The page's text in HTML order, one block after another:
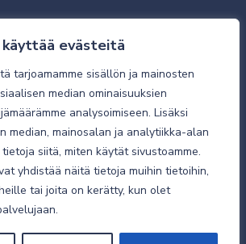
käyttää evästeitä
tarjoamamme sisällön ja mainosten
median ominaisuuksien
analysoimiseen. Lisäksi
median, mainosalan ja analytiikka-alan
siitä, miten käytät sivustoamme.
yhdistää näitä tietoja muihin tietoihin,
tai joita on kerätty, kun olet
ehdot